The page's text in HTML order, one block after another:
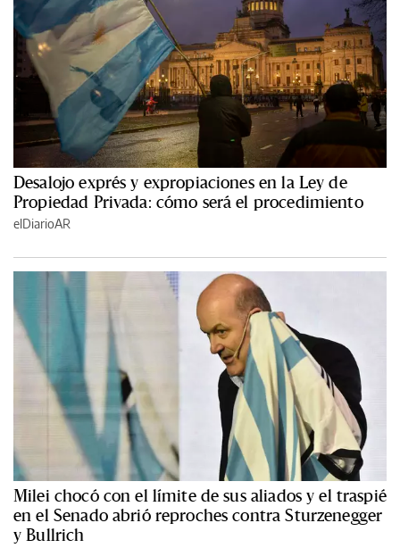
Desalojo exprés y expropiaciones en la Ley de
Propiedad Privada: cómo será el procedimiento
elDiarioAR
Milei chocó con el límite de sus aliados y el traspié
en el Senado abrió reproches contra Sturzenegger
y Bullrich